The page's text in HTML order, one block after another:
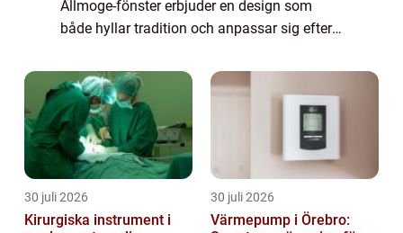
Allmoge-fönster erbjuder en design som
både hyllar tradition och anpassar sig efter
30 juli 2026
Kirurgiska instrument i
30 juli 2026
Värmepump i Örebro: